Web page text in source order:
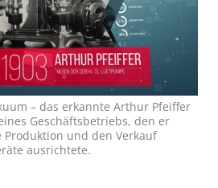
– das erkannte Arthur Pfeiffer
Ge­schäfts­be­triebs, den er
und den Ver­kauf
aus­richtete.